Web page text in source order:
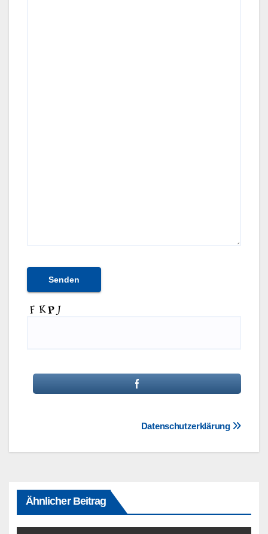
BeitragsnavigationDatenschutzerklärung
Ähnlicher Beitrag